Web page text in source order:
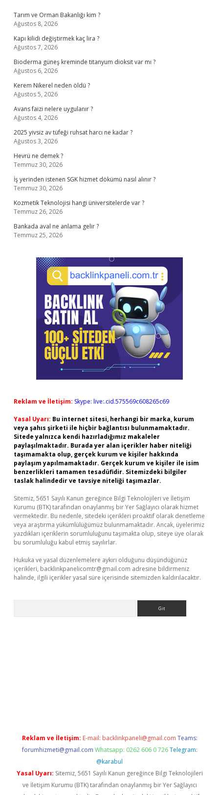
Tarım ve Orman Bakanlığı kim ?
Ağustos 8, 2026
Kapı kilidi değiştirmek kaç lira ?
Ağustos 7, 2026
Bioderma güneş kreminde titanyum dioksit var mı ?
Ağustos 6, 2026
Kerem Nikerel neden öldü ?
Ağustos 5, 2026
Avans faizi nelere uygulanır ?
Ağustos 4, 2026
2025 yivsiz av tüfeği ruhsat harcı ne kadar ?
Ağustos 3, 2026
Hevrü ne demek ?
Temmuz 30, 2026
İş yerinden istenen SGK hizmet dökümü nasıl alınır ?
Temmuz 30, 2026
Kozmetik Teknolojisi hangi üniversitelerde var ?
Temmuz 26, 2026
Bankada aval ne anlama gelir ?
Temmuz 25, 2026
Reklam ve İletişim: Skype: live:.cid.575569c608265c69
Yasal Uyarı: Bu internet sitesi, herhangi bir marka, kurum
veya şahıs şirketi ile hiçbir bağlantısı bulunmamaktadır.
Sitede yalnızca kendi hazırladığımız makaleler
paylaşılmaktadır. Burada yer alan içerikler haber niteliği
taşımamakta olup, gerçek kurum ve kişiler hakkında
paylaşım yapılmamaktadır. Gerçek kurum ve kişiler ile isim
benzerlikleri tamamen tesadüfidir. Sitemizdeki bilgiler
taslak halindedir ve tavsiye niteliği taşımazlar.
Sitemiz, 5651 Sayılı Kanun gereğince Bilgi Teknolojileri ve İletişim
Kurumu (BTK) tarafından onaylanmış bir Yer Sağlayıcı olarak hizmet
vermektedir. Bu nedenle, sitedeki içerikleri proaktif olarak denetleme
veya araştırma yükümlülüğümüz bulunmamaktadır. Ancak, üyelerimiz
yazdıkları içeriklerin sorumluluğunu taşımakta olup, siteye üye olarak
bu sorumluluğu kabul etmiş sayılırlar.
Hukuka ve yasal düzenlemelere aykırı olduğunu düşündüğünüz
içerikleri, backlinkpanelicomtr@gmail.com adresine bildirmeniz
halinde, ilgili içerikler yasal süre içerisinde sitemizden kaldırılacaktır.
Reklam ve İletişim: E-mail: backlinkpaneli@gmail.com Teams:
forumhizmeti@gmail.com Whatsapp: 0262 606 0 726 Telegram:
@karabul
Yasal Uyarı: Sitemiz, 5651 Sayılı Kanun gereğince Bilgi Teknolojileri
ve İletişim Kurumu (BTK) tarafından onaylanmış bir Yer Sağlayıcı